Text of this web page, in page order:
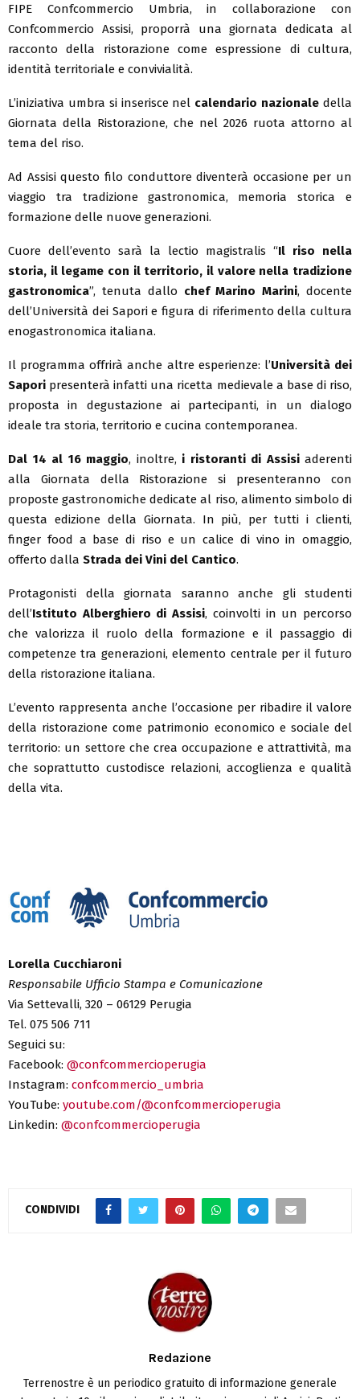
FIPE Confcommercio Umbria, in collaborazione con
Confcommercio Assisi, proporrà una giornata dedicata al
racconto della ristorazione come espressione di cultura,
identità territoriale e convivialità.
L’iniziativa umbra si inserisce nel calendario nazionale della
Giornata della Ristorazione, che nel 2026 ruota attorno al
tema del riso.
Ad Assisi questo filo conduttore diventerà occasione per un
viaggio tra tradizione gastronomica, memoria storica e
formazione delle nuove generazioni.
Cuore dell’evento sarà la lectio magistralis “Il riso nella
storia, il legame con il territorio, il valore nella tradizione
gastronomica”, tenuta dallo chef Marino Marini, docente
dell’Università dei Sapori e figura di riferimento della cultura
enogastronomica italiana.
Il programma offrirà anche altre esperienze: l’Università dei
Sapori presenterà infatti una ricetta medievale a base di riso,
proposta in degustazione ai partecipanti, in un dialogo
ideale tra storia, territorio e cucina contemporanea.
Dal 14 al 16 maggio, inoltre, i ristoranti di Assisiaderenti
alla Giornata della Ristorazione si presenteranno con
proposte gastronomiche dedicate al riso, alimento simbolo di
questa edizione della Giornata. In più, per tutti i clienti,
finger food a base di riso e un calice di vino in omaggio,
offerto dalla Strada dei Vini del Cantico.
Protagonisti della giornata saranno anche gli studenti
dell’Istituto Alberghiero di Assisi, coinvolti in un percorso
che valorizza il ruolo della formazione e il passaggio di
competenze tra generazioni, elemento centrale per il futuro
della ristorazione italiana.
L’evento rappresenta anche l’occasione per ribadire il valore
della ristorazione come patrimonio economico e sociale del
territorio: un settore che crea occupazione e attrattività, ma
che soprattutto custodisce relazioni, accoglienza e qualità
della vita.
Lorella Cucchiaroni
Responsabile Ufficio Stampa e Comunicazione
Via Settevalli, 320 – 06129 Perugia
Tel. 075 506 711
Seguici su:
Facebook: @confcommercioperugia
Instagram: confcommercio_umbria
YouTube: youtube.com/@confcommercioperugia
Linkedin: @confcommercioperugia
CONDIVIDI
Redazione
Terrenostre è un periodico gratuito di informazione generale